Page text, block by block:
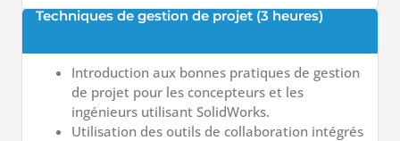
Techniques de gestion de projet (3 heures)
Introduction aux bonnes pratiques de gestion
de projet pour les concepteurs et les
ingénieurs utilisant SolidWorks.
Utilisation des outils de collaboration intégrés